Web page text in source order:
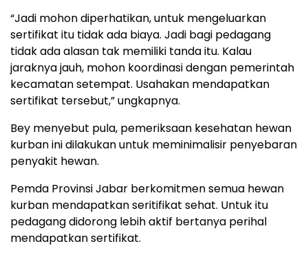
“Jadi mohon diperhatikan, untuk mengeluarkan
sertifikat itu tidak ada biaya. Jadi bagi pedagang
tidak ada alasan tak memiliki tanda itu. Kalau
jaraknya jauh, mohon koordinasi dengan pemerintah
kecamatan setempat. Usahakan mendapatkan
sertifikat tersebut,” ungkapnya.
Bey menyebut pula, pemeriksaan kesehatan hewan
kurban ini dilakukan untuk meminimalisir penyebaran
penyakit hewan.
Pemda Provinsi Jabar berkomitmen semua hewan
kurban mendapatkan seritifikat sehat. Untuk itu
pedagang didorong lebih aktif bertanya perihal
mendapatkan sertifikat.